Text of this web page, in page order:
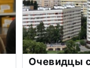
Очевидцы